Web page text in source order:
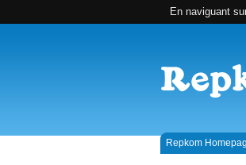
En naviguant
Repkom